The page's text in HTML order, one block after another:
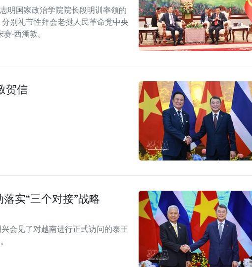
明国家政治学院院长段明训率领的
别礼节性拜会老挝人民革命党中央
·西潘敦。
贺信
实“三个对接”战略
会见了对越南进行正式访问的泰王